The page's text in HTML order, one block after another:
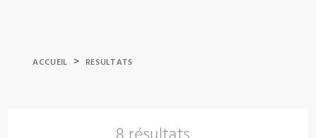
ACCUEIL > RESULTATS